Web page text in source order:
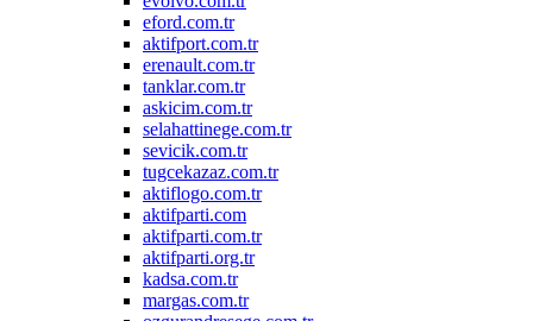
eford.com.tr
aktifport.com.tr
erenault.com.tr
tanklar.com.tr
askicim.com.tr
selahattinege.com.tr
sevicik.com.tr
tugcekazaz.com.tr
aktiflogo.com.tr
aktifparti.com
aktifparti.com.tr
aktifparti.org.tr
kadsa.com.tr
margas.com.tr